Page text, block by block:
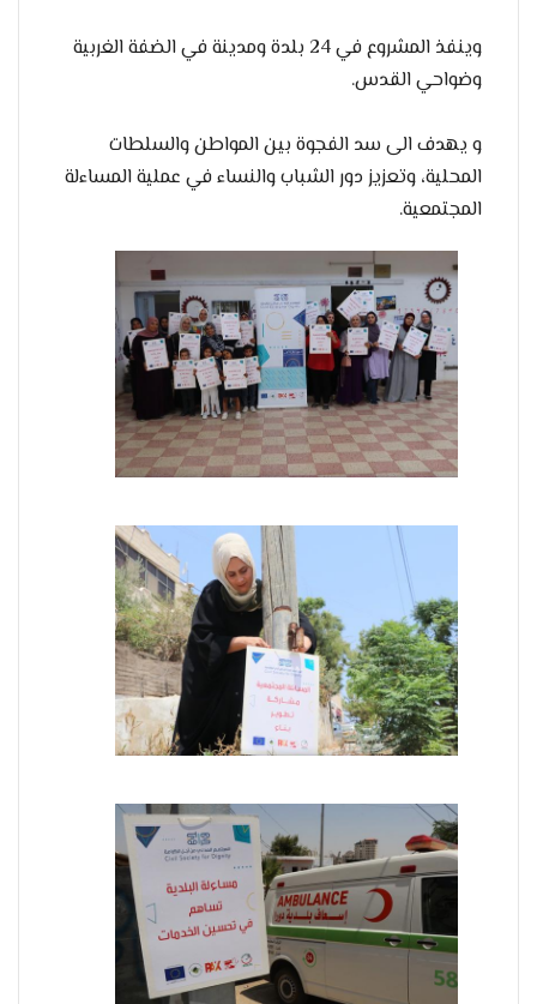
وينفذ المشروع في 24 بلدة ومدينة في الضفة الغربية
وضواحي القدس.
و يهدف الى سد الفجوة بين المواطن والسلطات
المحلية، وتعزيز دور الشباب والنساء في عملية المساءلة
المجتمعية.